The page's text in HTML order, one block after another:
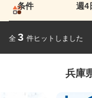
条件 週4
全 3 件ヒットしました
兵庫